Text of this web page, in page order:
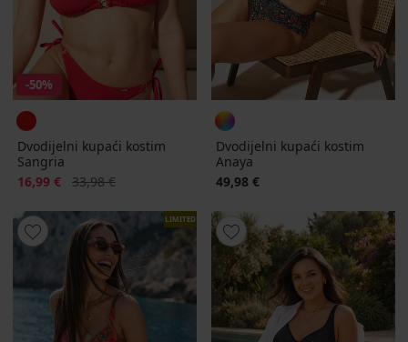
-50%
Dvodijelni kupaći kostim
Sangria
Popust
16,99 € Prvobitna cijena
33,98 €
Dvodijelni kupaći kostim
Anaya
49,98 €
LIMITED